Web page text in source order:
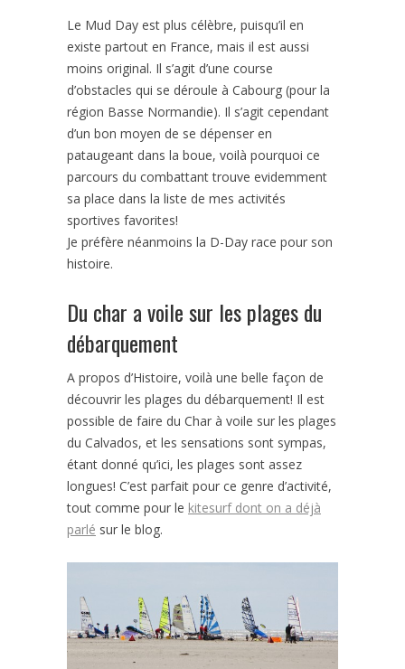
Le Mud Day est plus célèbre, puisqu’il en
existe partout en France, mais il est aussi
moins original. Il s’agit d’une course
d’obstacles qui se déroule à Cabourg (pour la
région Basse Normandie). Il s’agit cependant
d’un bon moyen de se dépenser en
pataugeant dans la boue, voilà pourquoi ce
parcours du combattant trouve evidemment
sa place dans la liste de mes activités
sportives favorites!
Je préfère néanmoins la D-Day race pour son
histoire.
Du char a voile sur les plages du
débarquement
A propos d’Histoire, voilà une belle façon de
découvrir les plages du débarquement! Il est
possible de faire du Char à voile sur les plages
du Calvados, et les sensations sont sympas,
étant donné qu’ici, les plages sont assez
longues! C’est parfait pour ce genre d’activité,
tout comme pour le kitesurf dont on a déjà
parlé sur le blog.